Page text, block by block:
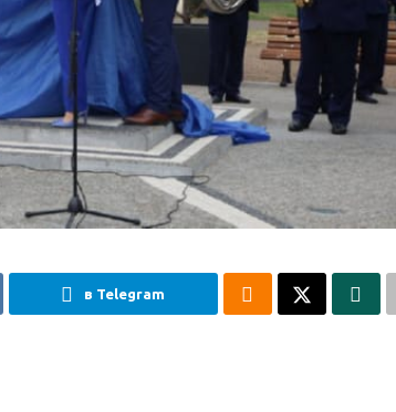
в Telegram